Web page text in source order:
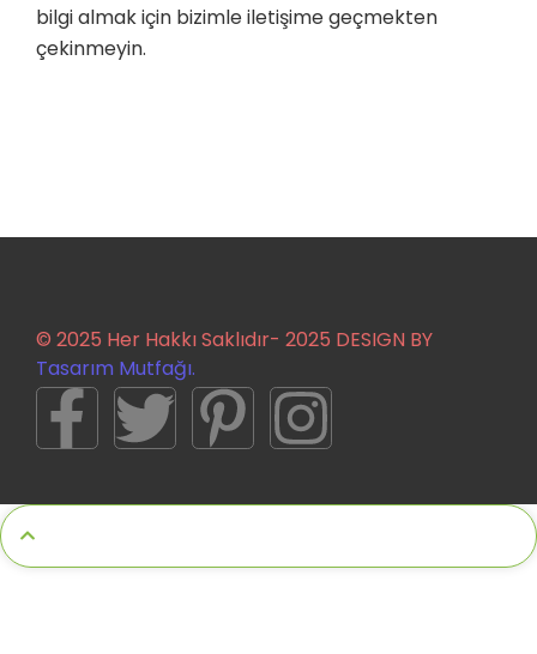
bilgi almak için bizimle iletişime geçmekten
çekinmeyin.
© 2025 Her Hakkı Saklıdır- 2025 DESIGN BY
Tasarım Mutfağı.